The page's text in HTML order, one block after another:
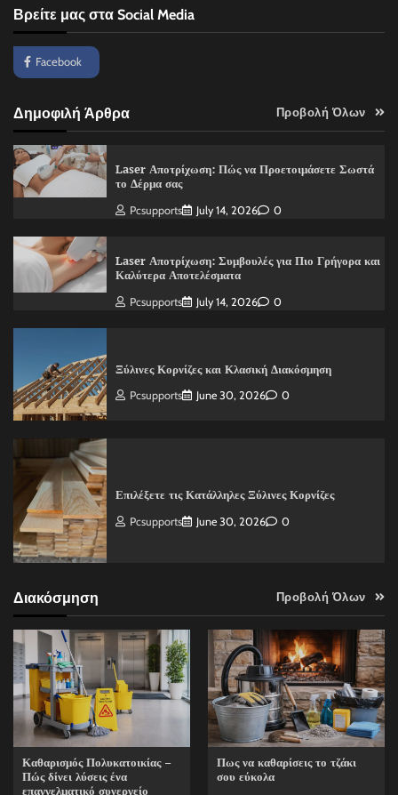
Βρείτε μας στα Social Media
Facebook
Δημοφιλή Άρθρα Προβολή Όλων
Laser Αποτρίχωση: Πώς να Προετοιμάσετε Σωστά
το Δέρμα σας
Pcsupports July 14, 2026 0
Laser Αποτρίχωση: Συμβουλές για Πιο Γρήγορα και
Καλύτερα Αποτελέσματα
Pcsupports July 14, 2026 0
Ξύλινες Κορνίζες και Κλασική Διακόσμηση
Pcsupports June 30, 2026 0
Επιλέξετε τις Κατάλληλες Ξύλινες Κορνίζες
Pcsupports June 30, 2026 0
Διακόσμηση Προβολή Όλων
Καθαρισμός Πολυκατοικίας –
Πώς δίνει λύσεις ένα
επαγγελματικό συνεργείο
Πως να καθαρίσεις το τζάκι
σου εύκολα